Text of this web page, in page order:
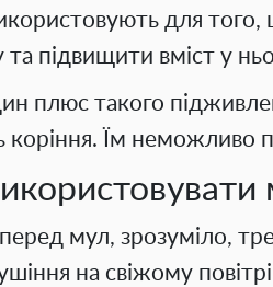
для того,
та підвищити вміст у
плюс такого
коріння. Їм неможливо
мул, зрозуміло,
на свіжому